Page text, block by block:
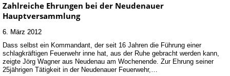
Zahlreiche Ehrungen bei der Neudenauer
Hauptversammlung
6. März 2012
Dass selbst ein Kommandant, der seit 16 Jahren die Führung einer
schlagkräftigen Feuerwehr inne hat, aus der Ruhe gebracht werden kann,
zeigte Jörg Wagner aus Neudenau am Wochenende. Zur Ehrung seiner
25jährigen Tätigkeit in der Neudenauer Feuerwehr,…